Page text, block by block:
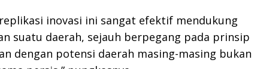
inovasi ini sangat efektif mendukung
suatu daerah, sejauh berpegang pada prinsip
dengan potensi daerah masing-masing bukan